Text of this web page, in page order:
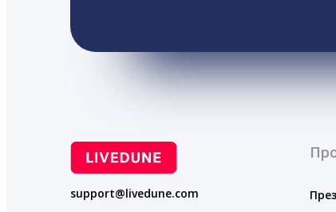
support@livedune.com